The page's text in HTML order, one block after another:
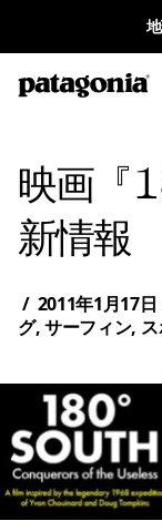
映画『
新情報
/ 2011年1月17日
グ,サーフィン,